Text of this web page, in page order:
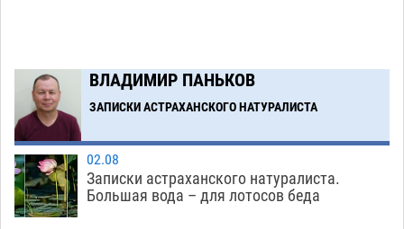
Загрузить еще
ВЛАДИМИР ПАНЬКОВ
ЗАПИСКИ АСТРАХАНСКОГО НАТУРАЛИСТА
02.08
Записки астраханского натуралиста.
Большая вода – для лотосов беда